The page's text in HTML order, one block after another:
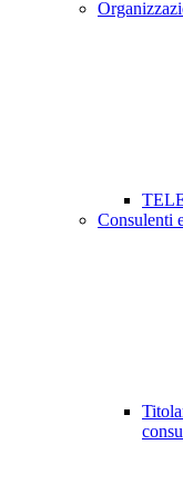
Consulenti